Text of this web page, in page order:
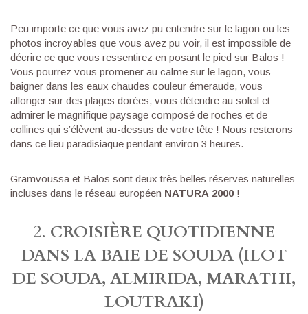
Peu importe ce que vous avez pu entendre sur le lagon ou les
photos incroyables que vous avez pu voir, il est impossible de
décrire ce que vous ressentirez en posant le pied sur Balos !
Vous pourrez vous promener au calme sur le lagon, vous
baigner dans les eaux chaudes couleur émeraude, vous
allonger sur des plages dorées, vous détendre au soleil et
admirer le magnifique paysage composé de roches et de
collines qui s’élèvent au-dessus de votre tête ! Nous resterons
dans ce lieu paradisiaque pendant environ 3 heures.
Gramvoussa et Balos sont deux très belles réserves naturelles
incluses dans le réseau européen NATURA 2000 !
2. CROISIÈRE QUOTIDIENNE
DANS LA BAIE DE SOUDA (ILOT
DE SOUDA, ALMIRIDA, MARATHI,
LOUTRAKI)